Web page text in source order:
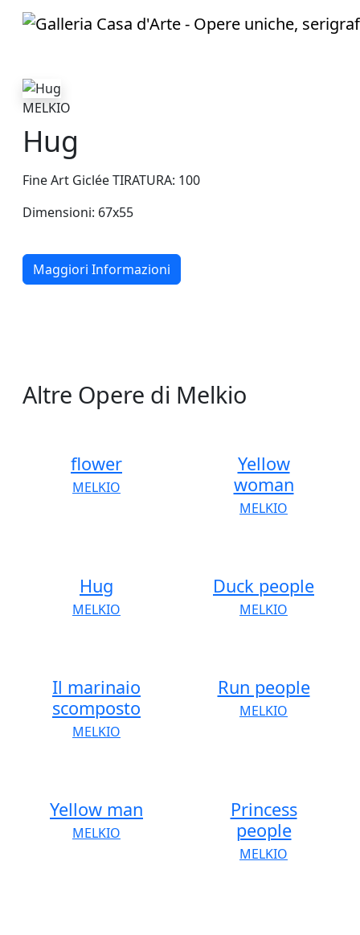
MELKIO
Hug
Fine Art Giclée TIRATURA: 100
Dimensioni: 67x55
Maggiori Informazioni
Altre Opere di Melkio
flower
MELKIO
Yellow
woman
MELKIO
Hug
MELKIO
Duck people
MELKIO
Il marinaio
scomposto
MELKIO
Run people
MELKIO
Yellow man
MELKIO
Princess
people
MELKIO